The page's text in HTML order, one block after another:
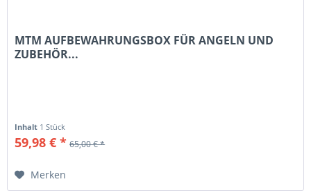
MTM AUFBEWAHRUNGSBOX FÜR ANGELN UND
ZUBEHÖR...
Inhalt 1 Stück
59,98 € * 65,00 € *
Merken